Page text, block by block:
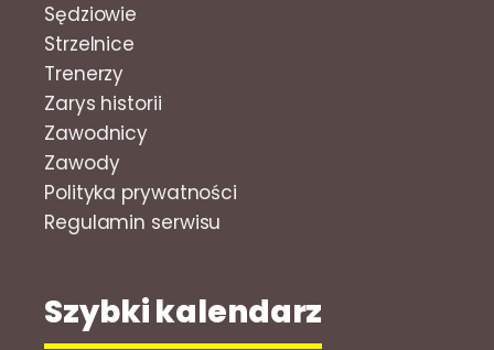
Sędziowie
Strzelnice
Trenerzy
Zarys historii
Zawodnicy
Zawody
Polityka prywatności
Regulamin serwisu
Szybki kalendarz